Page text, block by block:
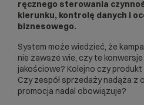
ręcznego sterowania
kierunku, kontrolę danych i
biznesowego.
System może wiedzieć, że
nie zawsze wie, czy te
jakościowe? Kolejno czy
Czy zespół sprzedaży nadąża z
promocja nadal obowiązuje?